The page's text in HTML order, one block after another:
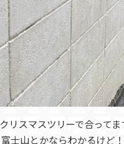
リスマスツリーで合って
士山とかならわかるけど